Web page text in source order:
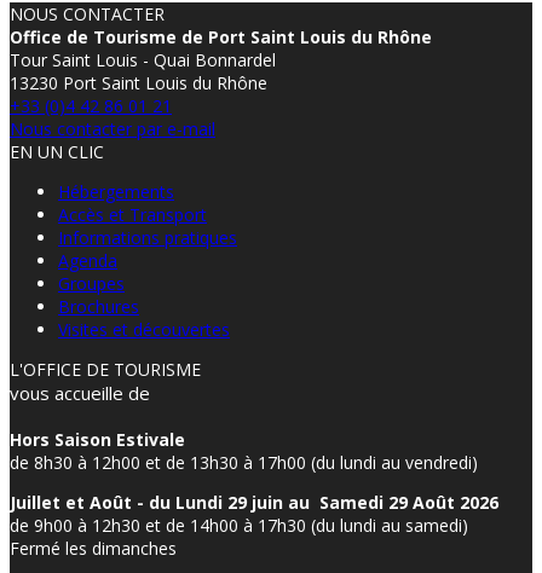
NOUS CONTACTER
Office de Tourisme de Port Saint Louis du Rhône
Tour Saint Louis - Quai Bonnardel
13230 Port Saint Louis du Rhône
+33 (0)4 42 86 01 21
Nous contacter par e-mail
EN UN CLIC
Hébergements
Accès et Transport
Informations pratiques
Agenda
Groupes
Brochures
Visites et découvertes
L'OFFICE DE TOURISME
vous accueille de
Hors Saison Estivale
de 8h30 à 12h00 et de 13h30 à 17h00 (du lundi au vendredi)
Juillet et Août - du Lundi 29 juin au Samedi 29 Août 2026
de 9h00 à 12h30 et de 14h00 à 17h30 (du lundi au samedi)
Fermé les dimanches